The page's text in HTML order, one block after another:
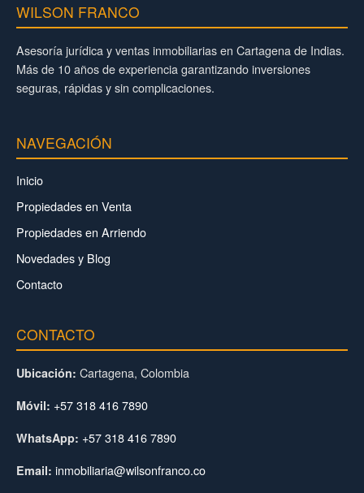
WILSON FRANCO
Asesoría jurídica y ventas inmobiliarias en Cartagena de Indias.
Más de 10 años de experiencia garantizando inversiones
seguras, rápidas y sin complicaciones.
NAVEGACIÓN
Inicio
Propiedades en Venta
Propiedades en Arriendo
Novedades y Blog
Contacto
CONTACTO
Ubicación: Cartagena, Colombia
Móvil: +57 318 416 7890
WhatsApp: +57 318 416 7890
Email: inmobiliaria@wilsonfranco.co